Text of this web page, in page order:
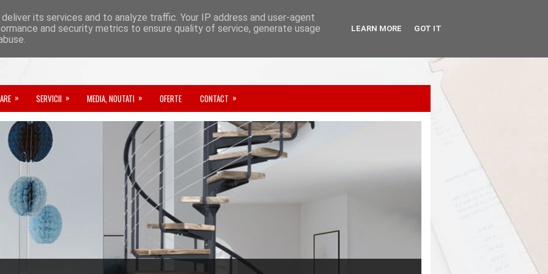
» SERVICII » MEDIA, NOUTATI » OFERTE CONTACT »
its services and to analyze traffic. Your IP address and user-agent
and security metrics to ensure quality of service, generate usage
LEARN MORE GOT IT